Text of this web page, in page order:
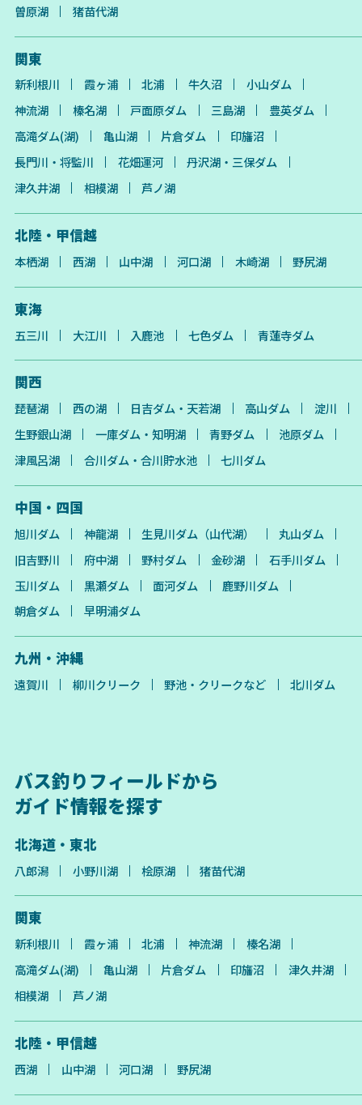
曽原湖 猪苗代湖
関東
新利根川 霞ヶ浦 北浦 牛久沼
小山ダム
神流湖
榛名湖 戸面原ダム 三島湖
豊英ダム
高滝ダム(湖)
亀山湖 片倉ダム
印旛沼
長門川・将監川
花畑運河
丹沢湖・三保ダム
津久井湖
相模湖 芦ノ湖
北陸・甲信越
本栖湖 西湖 山中湖 河口湖 木崎湖 野尻湖
東海
五三川 大江川 入鹿池 七色ダム 青蓮寺ダム
関西
琵琶湖 西の湖 日吉ダム・天若湖 高山ダム
淀川
生野銀山湖
一庫ダム・知明湖 青野ダム
池原ダム
津風呂湖
合川ダム・合川貯水池 七川ダム
中国・四国
旭川ダム 神龍湖 生見川ダム（山代湖）
丸山ダム
旧吉野川
府中湖 野村ダム 金砂湖
石手川ダム
玉川ダム
黒瀬ダム 面河ダム
鹿野川ダム
朝倉ダム
早明浦ダム
九州・沖縄
遠賀川 柳川クリーク 野池・クリークなど 北川ダム
バス釣りフィールドから
ガイド情報を探す
北海道・東北
八郎潟 小野川湖 桧原湖 猪苗代湖
関東
新利根川 霞ヶ浦 北浦 神流湖
榛名湖
高滝ダム(湖)
亀山湖 片倉ダム 印旛沼
津久井湖
相模湖
芦ノ湖
北陸・甲信越
西湖 山中湖 河口湖 野尻湖